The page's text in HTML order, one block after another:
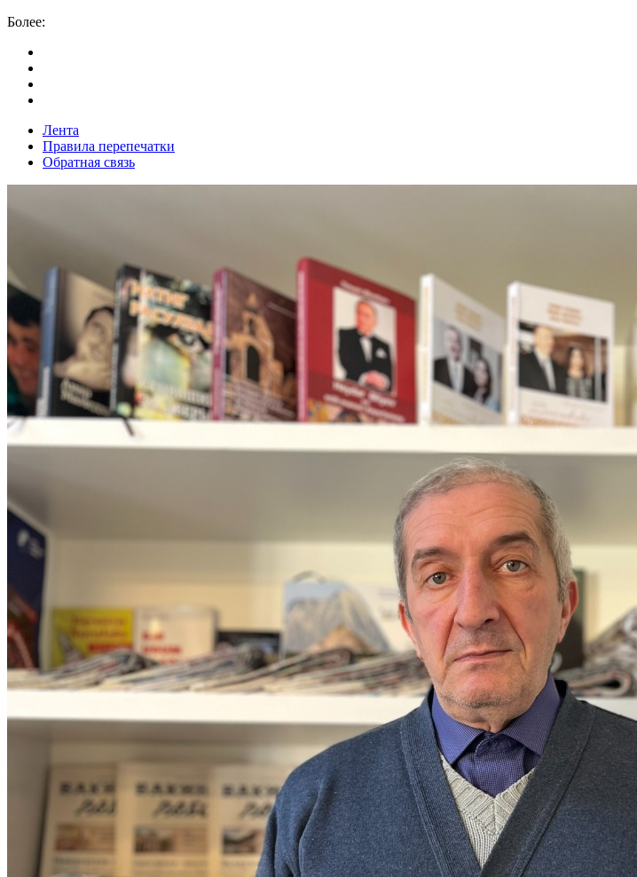
Более:
Лента
Правила перепечатки
Обратная связь